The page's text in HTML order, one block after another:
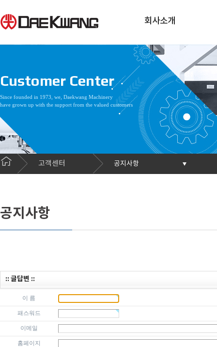
회사소개
Customer Center
Since founded in 1973, we, Daekwang Machinery
have grown up with the support from the valued customers
고객센터 공지사항
공지사항
:: 글답변 ::
이 름
패스워드
이메일
홈페이지